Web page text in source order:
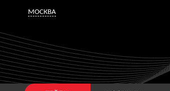
МОСКВА